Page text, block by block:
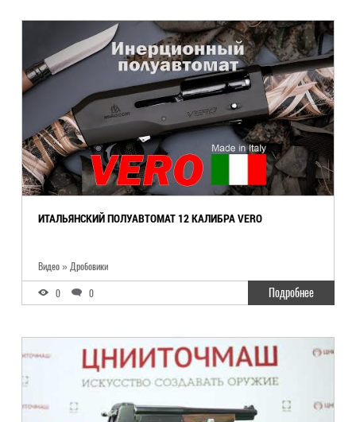
ИТАЛЬЯНСКИЙ ПОЛУАВТОМАТ 12 КАЛИБРА VERO
Видео » Дробовики
0 0 Подробнее